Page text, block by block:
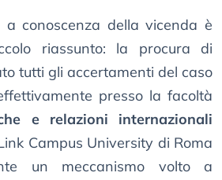
conoscenza della vicenda è
riassunto: la procura di
tutti gli accertamenti del caso
presso la facoltà
e relazioni internazionali
Campus University di Roma
un meccanismo volto a